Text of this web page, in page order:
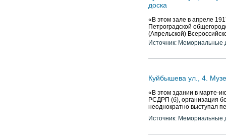
доска
«В этом зале в апреле
Петроградской
(Апрельской)
Источник: Мемориальные
Куйбышева ул., 4.
«В этом здании в марте-
РСДРП (б), организация
неоднократно выступал
Источник: Мемориальные